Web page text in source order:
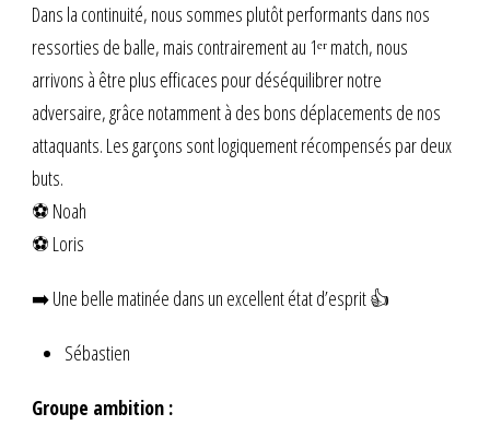
Dans la continuité, nous sommes plutôt performants dans nos
ressorties de balle, mais contrairement au 1ᵉʳ match, nous
arrivons à être plus efficaces pour déséquilibrer notre
adversaire, grâce notamment à des bons déplacements de nos
attaquants. Les garçons sont logiquement récompensés par deux
buts.
⚽ Noah
⚽ Loris
➡️ Une belle matinée dans un excellent état d’esprit 👍
Sébastien
Groupe ambition :